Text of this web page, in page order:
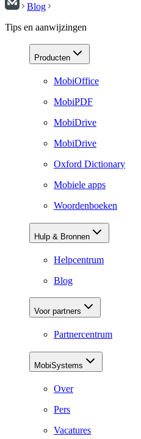
Blog
Tips en aanwijzingen
Producten
MobiOffice
MobiPDF
MobiDrive
MobiDrive
Oxford Dictionary
Mobiele apps
Woordenboeken
Hulp & Bronnen
Helpcentrum
Blog
Voor partners
Partnercentrum
MobiSystems
Over
Pers
Vacatures